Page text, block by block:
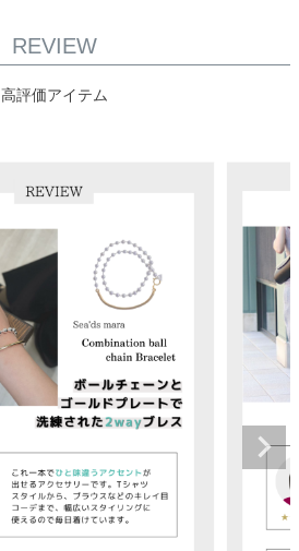
REVIEW
高評価アイテム